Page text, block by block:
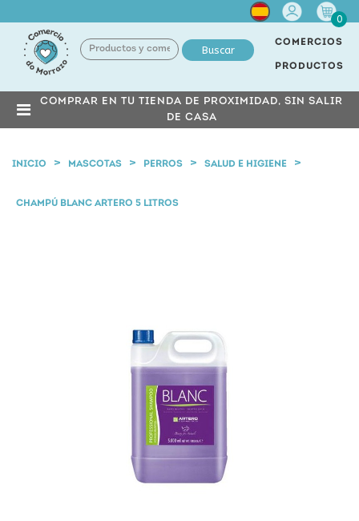
Cuenta
0
Buscar
COMERCIOS
PRODUCTOS
COMPRAR EN TU TIENDA DE PROXIMIDAD, SIN SALIR
DE CASA
INICIO MASCOTAS PERROS SALUD E HIGIENE
CHAMPÚ BLANC ARTERO 5 LITROS